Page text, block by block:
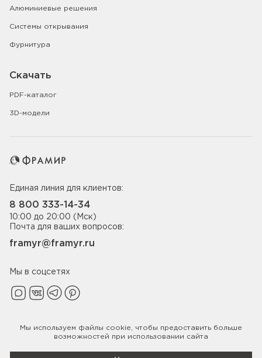
Алюминиевые решения
Системы открывания
Фурнитура
Скачать
PDF-каталог
3D-модели
Единая линия для клиентов:
8 800 333-14-34
10:00 до 20:00 (Мск)
Почта для ваших вопросов:
framyr@framyr.ru
Мы в соцсетях
Политика конфиденциальности
Мы используем файлы cookie , чтобы предоставить больше
возможностей при использовании сайта